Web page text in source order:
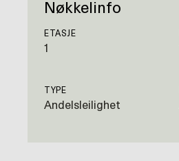
Nøkkelinfo
ETASJE
1
TYPE
Andelsleilighet